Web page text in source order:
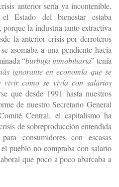
anterior sería ya incontenible,
Estado del bienestar estaba
porque la industria tanto extractiva
la anterior crisis por derroteros
asomaba a una pendiente hacia
“burbuja inmobiliaria” tenía
ignorante en economía que se
vivir como se vivía con salarios
que desde 1991 hasta nuestros
de nuestro Secretario General
Central, el capitalismo ha
de sobreproducción entendida
consumidores con escasas
pueblo no compraba con salario
que poco a poco abarcaba a